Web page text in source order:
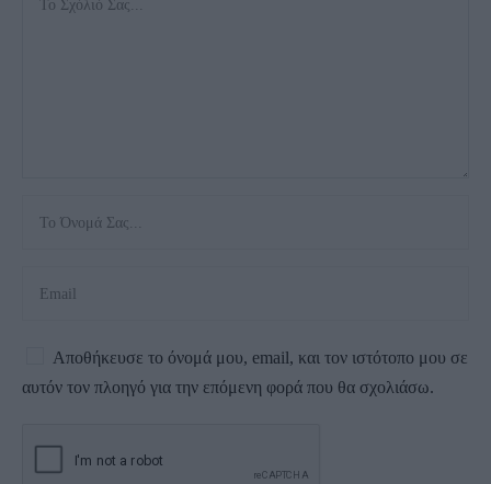
Αποθήκευσε το όνομά μου, email, και τον ιστότοπο μου σε
αυτόν τον πλοηγό για την επόμενη φορά που θα σχολιάσω.